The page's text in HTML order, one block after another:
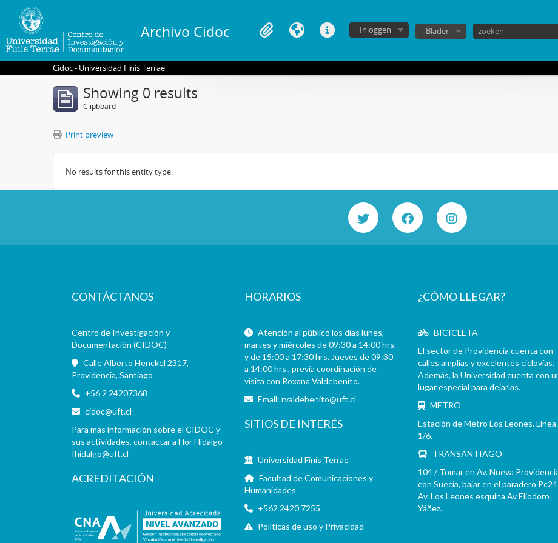
Archivo Cidoc Inloggen Blader
Cidoc - Universidad Finis Terrae
Showing 0 results
Clipboard
Print preview
No results for this entity type.
CONTÁCTANOS
Centro de Investigación y
Documentación (CIDOC)
Calle Alberto Henckel 2317,
Providencia, Santiago
+56 2 24207368
cidoc@uft.cl
Para más información sobre el CIDOC y
sus actividades, contactar a Flor Hidalgo
fhidalgo@uft.cl
ACREDITACIÓN
HORARIOS
Atención al público los días lunes,
martes y miércoles de 09:30 a 14:00 hrs.
y de 15:00 a 17:30 hrs. Jueves de 09:30
a 14:00 hrs., previa coordinación de
visita con Roxana Valdebenito.
Email:rvaldebenito@uft.cl
SITIOS DE INTERÉS
Universidad Finis Terrae
Facultad de Comunicaciones y
Humanidades
+562 2420 7255
Políticas de uso y Privacidad
¿CÓMO LLEGAR?
BICICLETA
El sector de Providencia cuenta con
calles amplias y excelentes ciclovías.
Además, la Universidad cuenta con
lugar especial para dejarlas.
METRO
Estación de Metro Los Leones. Línea
1/6.
TRANSANTIAGO
104 / Tomar en Av. Nueva
con Suecia, bajar en el paradero
Av. Los Leones esquina Av Eliodoro
Yáñez.